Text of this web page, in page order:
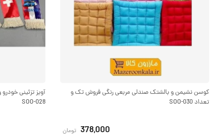
کوسن نشیمن و بالشتک صندلی مربعی رنگی فروش تک و
تعداد SOO-030
378,000 تومان
آویز تزئینی
SOO-028